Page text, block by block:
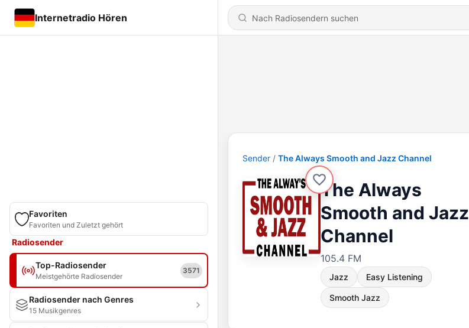
Internetradio Hören
Favoriten
Favoriten und Zuletzt gehört
Radiosender
Top-Radiosender
Meistgehörte Radiosender
3571
Radiosender nach Genres
15 Musikgenres
Sender The Always Smooth and Jazz Channel
The Always
Smooth and Jazz
Channel
105.4 FM
Jazz Easy Listening
Smooth Jazz